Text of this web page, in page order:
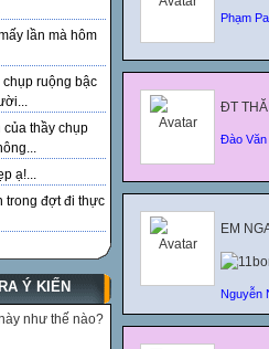
lần mà hôm
ruộng bậc
của thầy chụp
ạ!...
trong đợt đi thực
Ý KIẾN
như thế nào?
Phạm
ĐT
Đào Văn
EM
Nguyễn